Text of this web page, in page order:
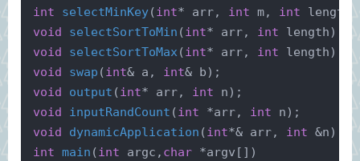
int
selectMinKey(int* arr, int m, int length)
void
selectSortToMin (int* arr, int length)
void
selectSortToMax (int* arr, int length)
void
swap (int& a, int& b) ;
void
output (int* arr, int n) ;
void
inputRandCount (int *arr, int n) ;
void
dynamicApplication (int*& arr, int &n)
int main (int argc, char *argv[])